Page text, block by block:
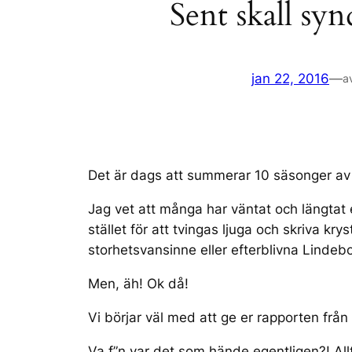
Sent skall
jan 22, 2016—
Det är dags att summerar 10 säsonger
Jag vet att många har väntat och
stället för att tvingas ljuga och skriva
storhetsvansinne eller efterblivna
Men, äh! Ok då!
Vi börjar väl med att ge er rapporten